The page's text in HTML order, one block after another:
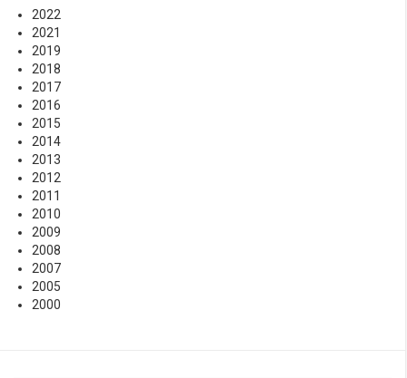
2022
2021
2019
2018
2017
2016
2015
2014
2013
2012
2011
2010
2009
2008
2007
2005
2000